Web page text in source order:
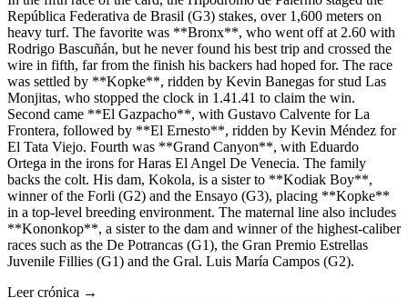
República Federativa de Brasil (G3) stakes, over 1,600 meters on
heavy turf. The favorite was **Bronx**, who went off at 2.60 with
Rodrigo Bascuñán, but he never found his best trip and crossed the
wire in fifth, far from the finish his backers had hoped for. The race
was settled by **Kopke**, ridden by Kevin Banegas for stud Las
Monjitas, who stopped the clock in 1.41.41 to claim the win.
Second came **El Gazpacho**, with Gustavo Calvente for La
Frontera, followed by **El Ernesto**, ridden by Kevin Méndez for
El Tata Viejo. Fourth was **Grand Canyon**, with Eduardo
Ortega in the irons for Haras El Angel De Venecia. The family
backs the colt. His dam, Kokola, is a sister to **Kodiak Boy**,
winner of the Forli (G2) and the Ensayo (G3), placing **Kopke**
in a top-level breeding environment. The maternal line also includes
**Kononkop**, a sister to the dam and winner of the highest-caliber
races such as the De Potrancas (G1), the Gran Premio Estrellas
Juvenile Fillies (G1) and the Gral. Luis María Campos (G2).
Leer crónica →